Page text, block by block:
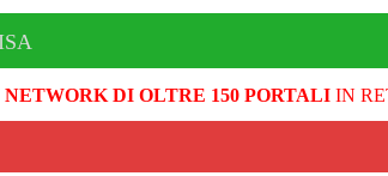
DI OLTRE 150 PORTALIIN